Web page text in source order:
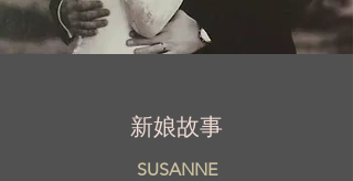
新娘故事
SUSANNE